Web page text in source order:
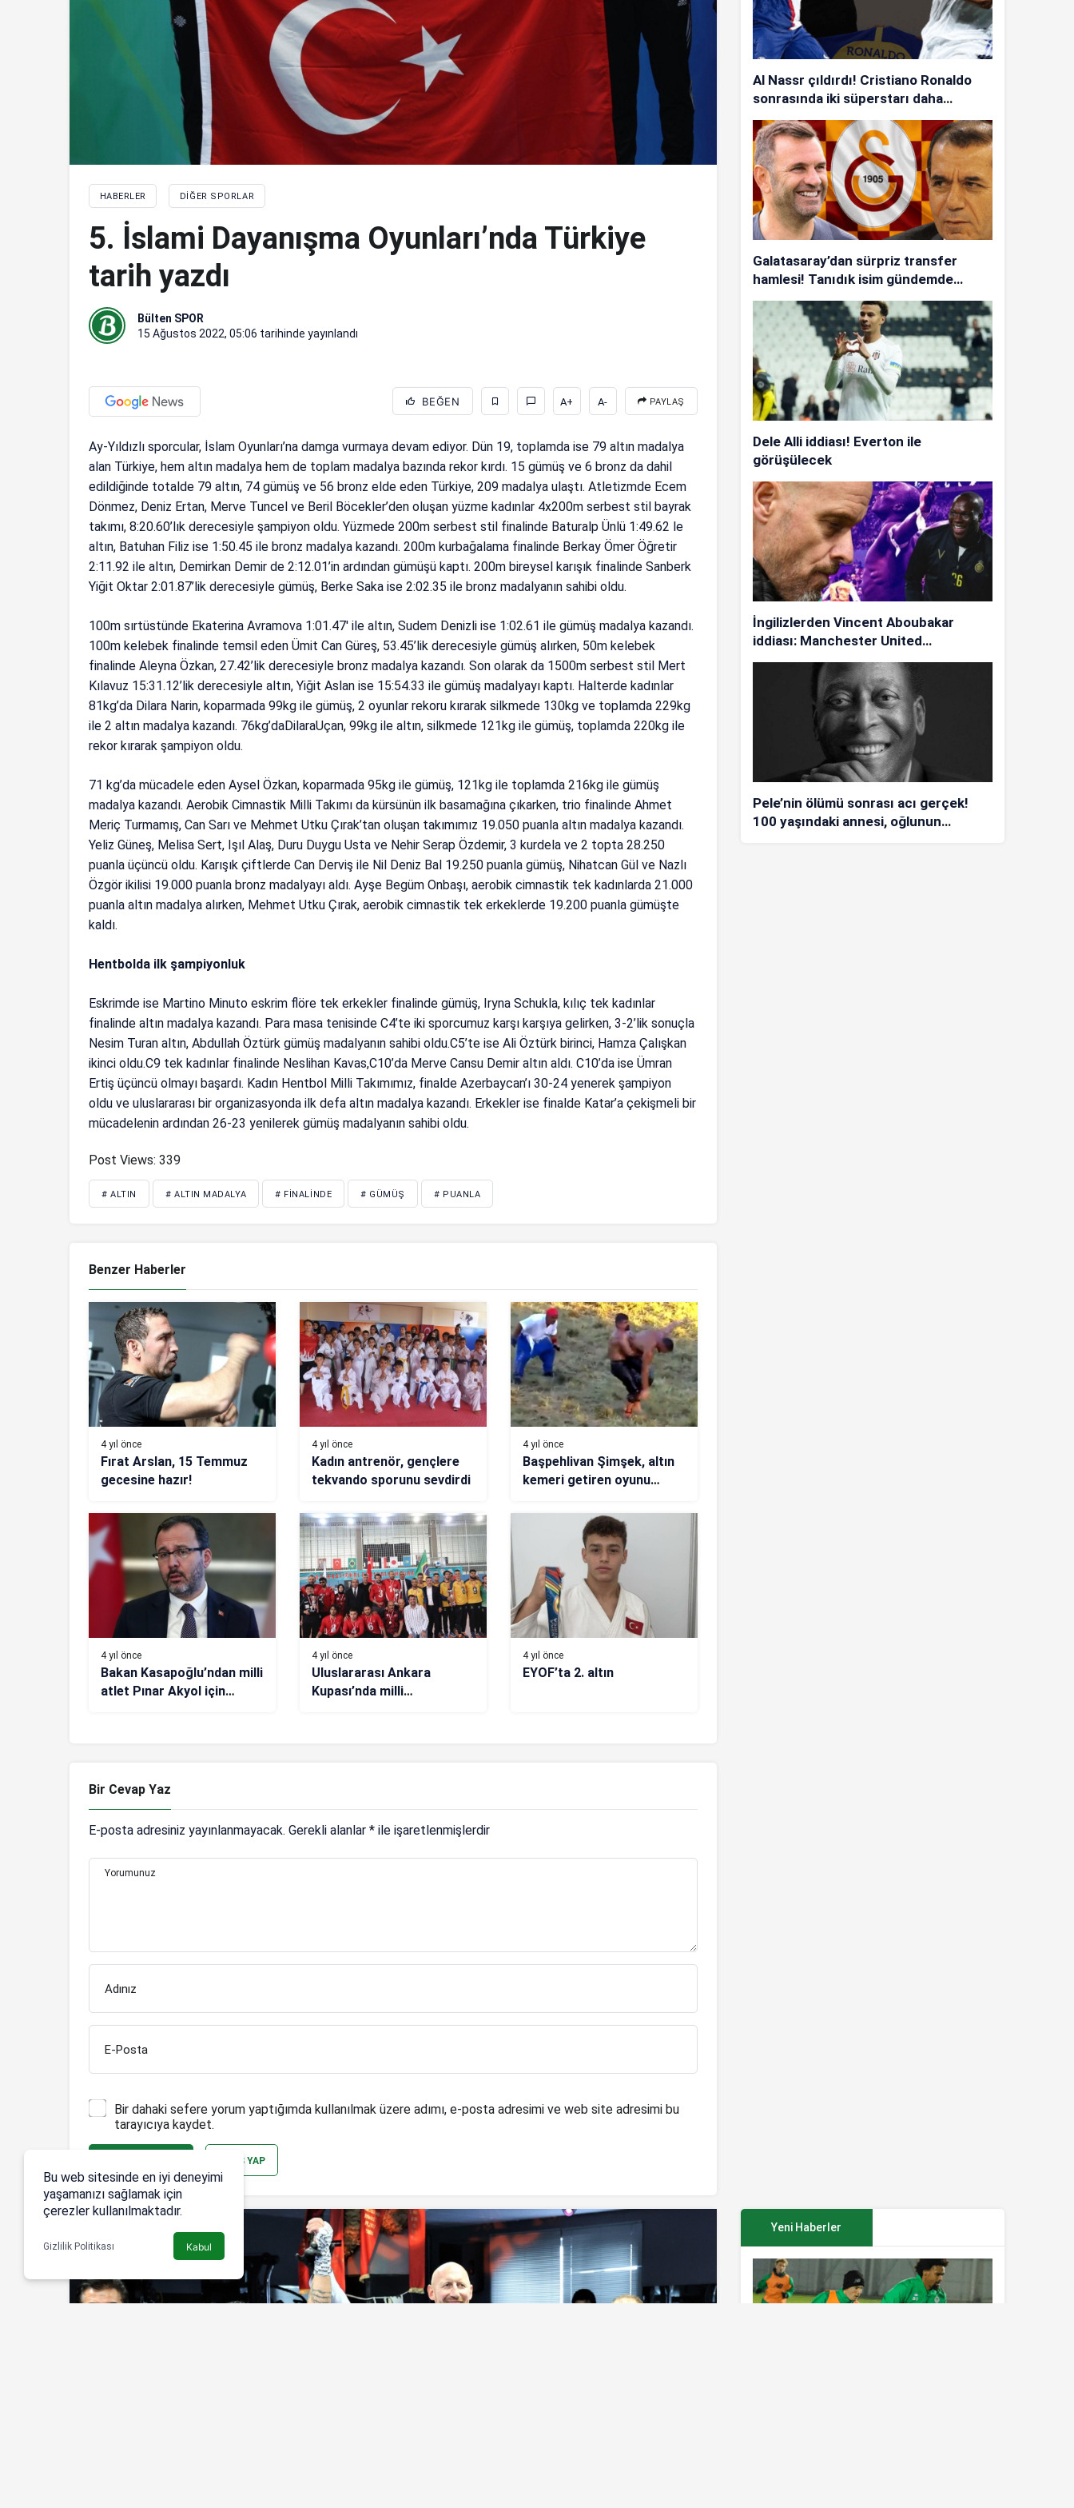
HABERLER DIĞER SPORLAR
5. İslami Dayanışma Oyunları’nda Türkiye
tarih yazdı
Bülten SPOR
15 Ağustos 2022, 05:06 tarihinde yayınlandı
BEĞEN A+ A- PAYLAŞ
Ay-Yıldızlı sporcular, İslam Oyunları’na damga vurmaya devam ediyor. Dün 19, toplamda ise 79 altın madalya
alan Türkiye, hem altın madalya hem de toplam madalya bazında rekor kırdı. 15 gümüş ve 6 bronz da dahil
edildiğinde totalde 79 altın, 74 gümüş ve 56 bronz elde eden Türkiye, 209 madalya ulaştı. Atletizmde Ecem
Dönmez, Deniz Ertan, Merve Tuncel ve Beril Böcekler’den oluşan yüzme kadınlar 4x200m serbest stil bayrak
takımı, 8:20.60’lık derecesiyle şampiyon oldu. Yüzmede 200m serbest stil finalinde Baturalp Ünlü 1:49.62 le
altın, Batuhan Filiz ise 1:50.45 ile bronz madalya kazandı. 200m kurbağalama finalinde Berkay Ömer Öğretir
2:11.92 ile altın, Demirkan Demir de 2:12.01’in ardından gümüşü kaptı. 200m bireysel karışık finalinde Sanberk
Yiğit Oktar 2:01.87’lik derecesiyle gümüş, Berke Saka ise 2:02.35 ile bronz madalyanın sahibi oldu.
100m sırtüstünde Ekaterina Avramova 1:01.47′ ile altın, Sudem Denizli ise 1:02.61 ile gümüş madalya kazandı.
100m kelebek finalinde temsil eden Ümit Can Güreş, 53.45’lik derecesiyle gümüş alırken, 50m kelebek
finalinde Aleyna Özkan, 27.42’lik derecesiyle bronz madalya kazandı. Son olarak da 1500m serbest stil Mert
Kılavuz 15:31.12’lik derecesiyle altın, Yiğit Aslan ise 15:54.33 ile gümüş madalyayı kaptı. Halterde kadınlar
81kg’da Dilara Narin, koparmada 99kg ile gümüş, 2 oyunlar rekoru kırarak silkmede 130kg ve toplamda 229kg
ile 2 altın madalya kazandı. 76kg’daDilaraUçan, 99kg ile altın, silkmede 121kg ile gümüş, toplamda 220kg ile
rekor kırarak şampiyon oldu.
71 kg’da mücadele eden Aysel Özkan, koparmada 95kg ile gümüş, 121kg ile toplamda 216kg ile gümüş
madalya kazandı. Aerobik Cimnastik Milli Takımı da kürsünün ilk basamağına çıkarken, trio finalinde Ahmet
Meriç Turmamış, Can Sarı ve Mehmet Utku Çırak’tan oluşan takımımız 19.050 puanla altın madalya kazandı.
Yeliz Güneş, Melisa Sert, Işıl Alaş, Duru Duygu Usta ve Nehir Serap Özdemir, 3 kurdela ve 2 topta 28.250
puanla üçüncü oldu. Karışık çiftlerde Can Derviş ile Nil Deniz Bal 19.250 puanla gümüş, Nihatcan Gül ve Nazlı
Özgör ikilisi 19.000 puanla bronz madalyayı aldı. Ayşe Begüm Onbaşı, aerobik cimnastik tek kadınlarda 21.000
puanla altın madalya alırken, Mehmet Utku Çırak, aerobik cimnastik tek erkeklerde 19.200 puanla gümüşte
kaldı.
Hentbolda ilk şampiyonluk
Eskrimde ise Martino Minuto eskrim flöre tek erkekler finalinde gümüş, Iryna Schukla, kılıç tek kadınlar
finalinde altın madalya kazandı. Para masa tenisinde C4’te iki sporcumuz karşı karşıya gelirken, 3-2’lik sonuçla
Nesim Turan altın, Abdullah Öztürk gümüş madalyanın sahibi oldu.C5’te ise Ali Öztürk birinci, Hamza Çalışkan
ikinci oldu.C9 tek kadınlar finalinde Neslihan Kavas,C10’da Merve Cansu Demir altın aldı. C10’da ise Ümran
Ertiş üçüncü olmayı başardı. Kadın Hentbol Milli Takımımız, finalde Azerbaycan’ı 30-24 yenerek şampiyon
oldu ve uluslararası bir organizasyonda ilk defa altın madalya kazandı. Erkekler ise finalde Katar’a çekişmeli bir
mücadelenin ardından 26-23 yenilerek gümüş madalyanın sahibi oldu.
Post Views: 339
# ALTIN # ALTIN MADALYA # FINALINDE # GÜMÜŞ # PUANLA
Benzer Haberler
4 yıl önce
Fırat Arslan, 15 Temmuz
gecesine hazır!
4 yıl önce
Kadın antrenör, gençlere
tekvando sporunu sevdirdi
4 yıl önce
Başpehlivan Şimşek, altın
kemeri getiren oyunu
4 yıl önce
Bakan Kasapoğlu’ndan milli
atlet Pınar Akyol için
4 yıl önce
Uluslararası Ankara
Kupası’nda milli
4 yıl önce
EYOF’ta 2. altın
Bir Cevap Yaz
E-posta adresiniz yayınlanmayacak. Gerekli alanlar * ile işaretlenmişlerdir
Yorumunuz
Adınız
E-Posta
Bir dahaki sefere yorum yaptığımda kullanılmak üzere adımı, e-posta adresimi ve web site adresimi bu
tarayıcıya kaydet.
GIRIŞ YAP
Al Nassr çıldırdı! Cristiano Ronaldo
sonrasında iki süperstarı daha
istiyorlar…
Galatasaray’dan sürpriz transfer
hamlesi! Tanıdık isim gündemde…
Dele Alli iddiası! Everton ile
görüşülecek
İngilizlerden Vincent Aboubakar
iddiası: Manchester United…
Pele’nin ölümü sonrası acı gerçek!
100 yaşındaki annesi, oğlunun
Yeni Haberler
Bu web sitesinde en iyi deneyimi
yaşamanızı sağlamak için
çerezler kullanılmaktadır.
Gizlilik Politikası Kabul